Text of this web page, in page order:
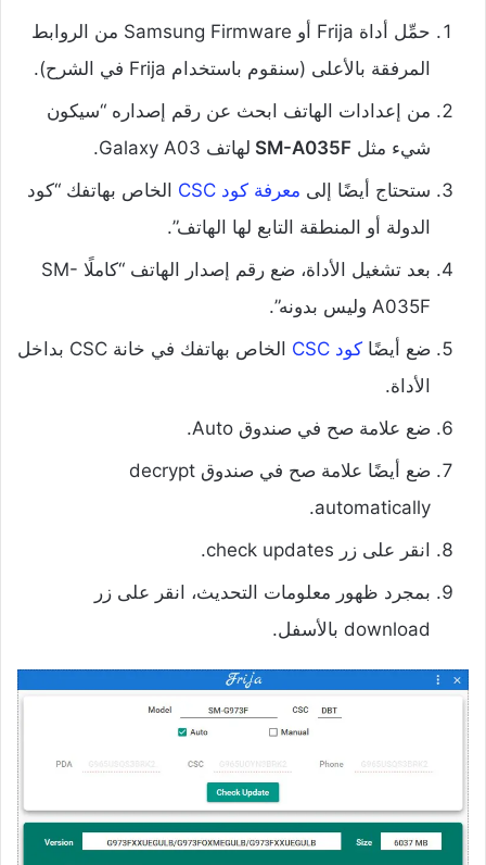
حمِّل أداة Frija أو Samsung Firmware من الروابط
المرفقة بالأعلى (سنقوم باستخدام Frija في الشرح).
من إعدادات الهاتف ابحث عن رقم إصداره “سيكون
شيء مثل SM-A035F لهاتف Galaxy A03.
ستحتاج أيضًا إلى معرفة كود CSC
الخاص بهاتفك “كود
الدولة أو المنطقة التابع لها الهاتف”.
بعد تشغيل الأداة، ضع رقم إصدار الهاتف “كاملًا SM-
A035F وليس بدونه”.
ضع أيضًا كود CSC
الخاص بهاتفك في خانة CSC بداخل
الأداة.
ضع علامة صح في صندوق Auto.
ضع أيضًا علامة صح في صندوق decrypt
automatically.
انقر على زر check updates.
بمجرد ظهور معلومات التحديث، انقر على زر
download بالأسفل.